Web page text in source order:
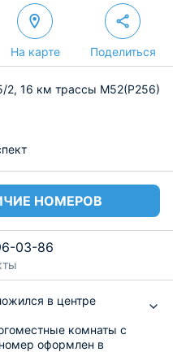
На карте Поделиться
2, 16 км трассы М52(Р256)
НОМЕРОВ
03-86
в центре
комнаты с
оформлен в